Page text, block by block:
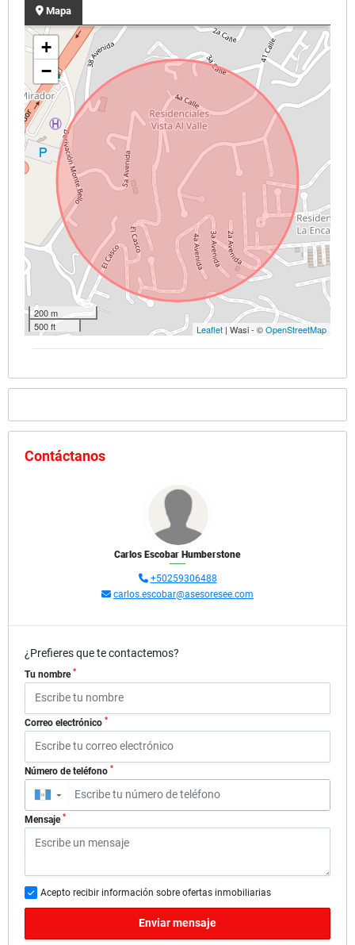
Mapa
+
−
200 m
500 ft
Leaflet | Wasi - ©OpenStreetMap
Contáctanos
Carlos Escobar Humberstone
+50259306488
carlos.escobar@asesoresee.com
¿Prefieres que te contactemos?
Tu nombre *
Correo electrónico *
Número de teléfono *
▼
Mensaje *
Acepto recibir información sobre ofertas inmobiliarias
Enviar mensaje